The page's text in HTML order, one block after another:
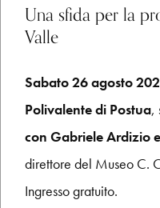
Una sfida per la
Valle
Sabato 26 agosto
Polivalente di Postua,
con Gabriele Ardizio
direttore del Museo C.
Ingresso gratuito.